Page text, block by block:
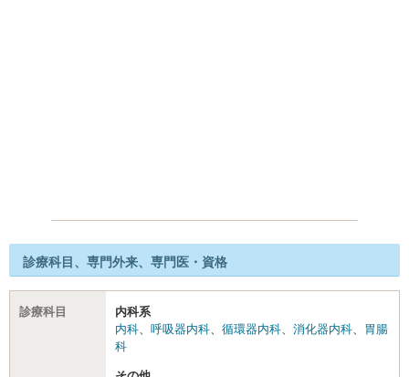
診療科目、専門外来、専門医・資格
診療科目
内科系
内科
呼吸器内科 循環器内科 消化器内科
胃腸
科